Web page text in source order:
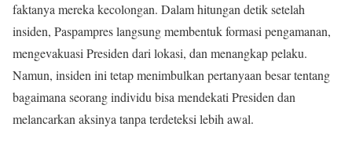
faktanya mereka kecolongan. Dalam hitungan detik setelah
insiden, Paspampres langsung membentuk formasi pengamanan,
mengevakuasi Presiden dari lokasi, dan menangkap pelaku.
Namun, insiden ini tetap menimbulkan pertanyaan besar tentang
bagaimana seorang individu bisa mendekati Presiden dan
melancarkan aksinya tanpa terdeteksi lebih awal.